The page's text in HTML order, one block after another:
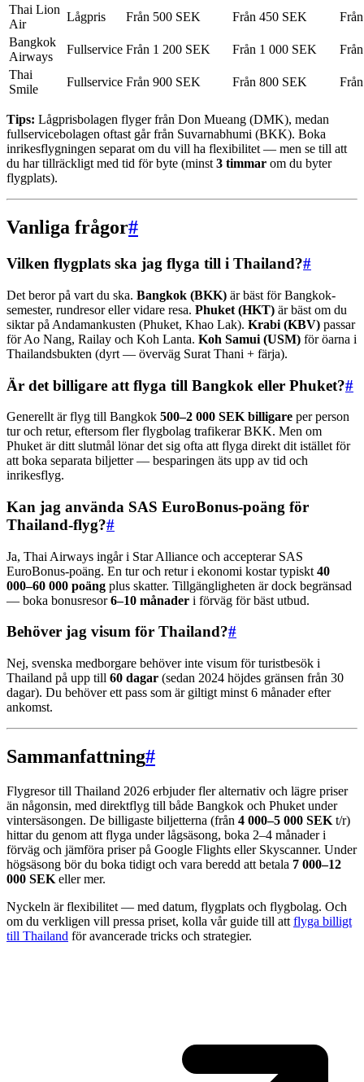
Thai Lion
Air
Lågpris Från 500 SEK Från 450 SEK
Bangkok
Airways
Fullservice Från 1 200 SEK Från 1 000 SEK
Thai
Smile
Fullservice Från 900 SEK Från 800 SEK
Tips: Lågprisbolagen flyger från Don Mueang (DMK), medan
fullservicebolagen oftast går från Suvarnabhumi (BKK). Boka
inrikesflygningen separat om du vill ha flexibilitet — men se till att
du har tillräckligt med tid för byte (minst 3 timmar om du byter
flygplats).
Vanliga frågor#
Vilken flygplats ska jag flyga till i Thailand?#
Det beror på vart du ska. Bangkok (BKK) är bäst för Bangkok-
semester, rundresor eller vidare resa. Phuket (HKT) är bäst om du
siktar på Andamankusten (Phuket, Khao Lak). Krabi (KBV) passar
för Ao Nang, Railay och Koh Lanta. Koh Samui (USM) för öarna i
Thailandsbukten (dyrt — överväg Surat Thani + färja).
Är det billigare att flyga till Bangkok eller Phuket?#
Generellt är flyg till Bangkok 500–2 000 SEK billigare per person
tur och retur, eftersom fler flygbolag trafikerar BKK. Men om
Phuket är ditt slutmål lönar det sig ofta att flyga direkt dit istället för
att boka separata biljetter — besparingen äts upp av tid och
inrikesflyg.
Kan jag använda SAS EuroBonus-poäng för
Thailand-flyg?#
Ja, Thai Airways ingår i Star Alliance och accepterar SAS
EuroBonus-poäng. En tur och retur i ekonomi kostar typiskt 40
000–60 000 poäng plus skatter. Tillgängligheten är dock begränsad
— boka bonusresor6–10 månader i förväg för bäst utbud.
Behöver jag visum för Thailand?#
Nej, svenska medborgare behöver inte visum för turistbesök i
Thailand på upp till 60 dagar (sedan 2024 höjdes gränsen från 30
dagar). Du behöver ett pass som är giltigt minst 6 månader efter
ankomst.
Sammanfattning#
Flygresor till Thailand 2026 erbjuder fler alternativ och lägre priser
än någonsin, med direktflyg till både Bangkok och Phuket under
vintersäsongen. De billigaste biljetterna (från 4 000–5 000 SEK t/r)
hittar du genom att flyga under lågsäsong, boka 2–4 månader i
förväg och jämföra priser på Google Flights eller Skyscanner. Under
högsäsong bör du boka tidigt och vara beredd att betala 7 000–12
000 SEK eller mer.
Nyckeln är flexibilitet — med datum, flygplats och flygbolag. Och
om du verkligen vill pressa priset, kolla vår guide till att flyga billigt
till Thailand för avancerade tricks och strategier.